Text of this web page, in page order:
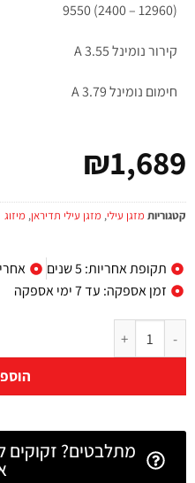
9550 (2400 – 12960)
קירור נומינל A 3.55
חימום נומינל A 3.79
₪1,689
קטגוריות מזגן עילי, מזגן עילי תדיראן, מיזוג
תקופת אחריות: 5 שנים
זמן אספקה: עד 7 ימי אספקה
מתלבטים? זקוקים